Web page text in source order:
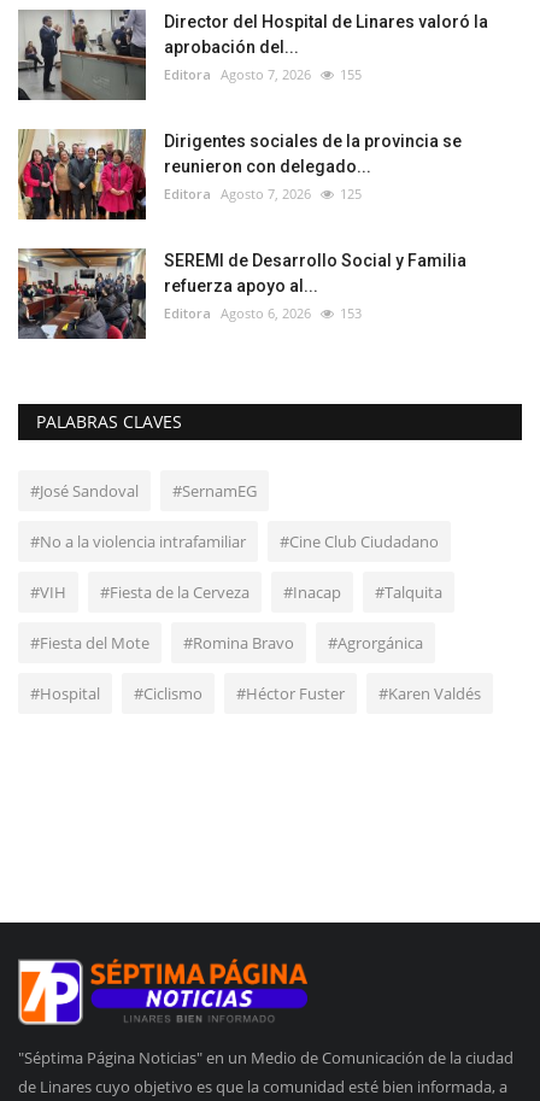
Director del Hospital de Linares valoró la
aprobación del...
Editora Agosto 7, 2026 155
Dirigentes sociales de la provincia se
reunieron con delegado...
Editora Agosto 7, 2026 125
SEREMI de Desarrollo Social y Familia
refuerza apoyo al...
Editora Agosto 6, 2026 153
PALABRAS CLAVES
#José Sandoval #SernamEG
#No a la violencia intrafamiliar #Cine Club Ciudadano
#VIH #Fiesta de la Cerveza #Inacap #Talquita
#Fiesta del Mote #Romina Bravo #Agrorgánica
#Hospital #Ciclismo #Héctor Fuster #Karen Valdés
"Séptima Página Noticias" en un Medio de Comunicación de la ciudad
de Linares cuyo objetivo es que la comunidad esté bien informada, a